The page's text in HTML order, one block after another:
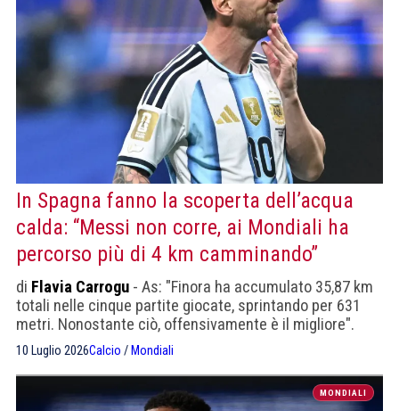
In Spagna fanno la scoperta dell’acqua
calda: “Messi non corre, ai Mondiali ha
percorso più di 4 km camminando”
di Flavia Carrogu - As: "Finora ha accumulato 35,87 km
totali nelle cinque partite giocate, sprintando per 631
metri. Nonostante ciò, offensivamente è il migliore".
10 Luglio 2026Calcio / Mondiali
MONDIALI